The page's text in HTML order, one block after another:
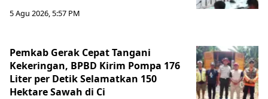
5 Agu 2026, 5:57 PM
Pemkab Gerak Cepat Tangani
Kekeringan, BPBD Kirim Pompa 176
Liter per Detik Selamatkan 150
Hektare Sawah di Ci